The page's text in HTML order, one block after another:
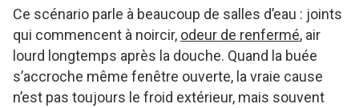
Ce scénario parle à beaucoup de salles d’eau : joints
qui commencent à noircir, odeur de renfermé, air
lourd longtemps après la douche. Quand la buée
s’accroche même fenêtre ouverte, la vraie cause
n’est pas toujours le froid extérieur, mais souvent